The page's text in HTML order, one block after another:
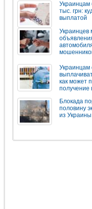
Украинцам
тыс. грн:
выплатой
Украинцев
Украинцам
как может
получение
Блокада
половину
из